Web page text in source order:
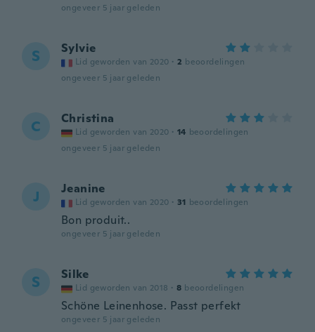
ongeveer 5 jaar geleden
S Sylvie
Lid geworden van 2020 · 2 beoordelingen
ongeveer 5 jaar geleden
C Christina
Lid geworden van 2020 · 14 beoordelingen
ongeveer 5 jaar geleden
J Jeanine
Lid geworden van 2020 · 31 beoordelingen
Bon produit..
ongeveer 5 jaar geleden
S Silke
Lid geworden van 2018 · 8 beoordelingen
Schöne Leinenhose. Passt perfekt
ongeveer 5 jaar geleden